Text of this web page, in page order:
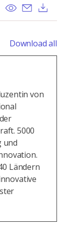
View Send
Download all
von
5000
und
Ländern